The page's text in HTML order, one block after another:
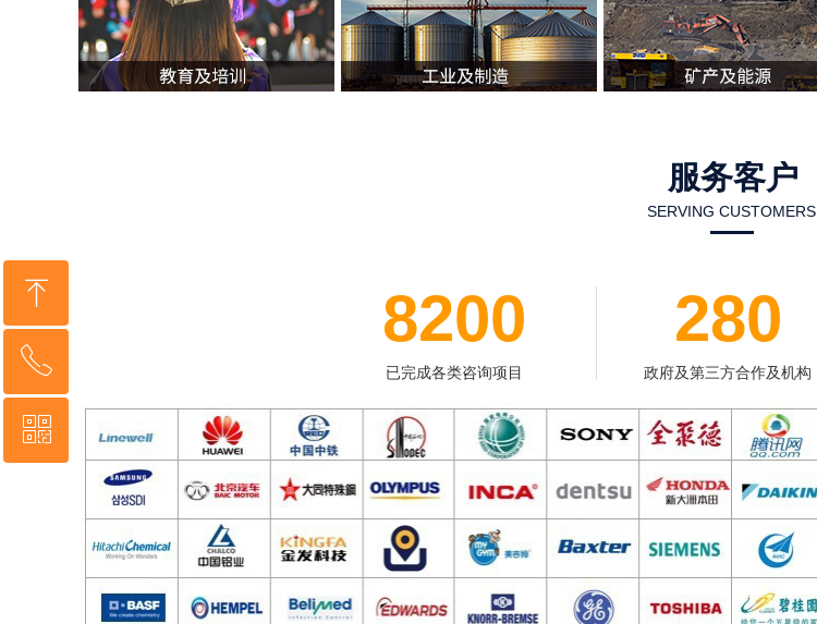
SERVING CUSTOMERS
服务客户
8200
已完成各类咨询项目
280
政府及第三方合作及机构
ꁸ
回到顶部
ꂅ
4006965699
ꀥ